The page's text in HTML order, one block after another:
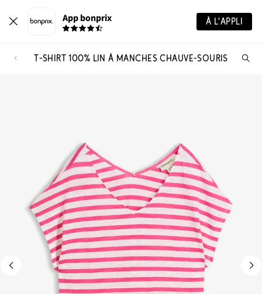
App bonprix À L’APPLI
T-SHIRT 100% LIN À MANCHES CHAUVE-SOURIS